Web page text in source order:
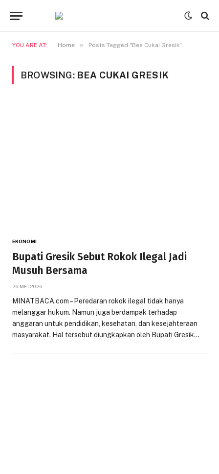
YOU ARE AT: Home » Posts Tagged "Bea Cukai Gresik"
BROWSING: BEA CUKAI GRESIK
EKONOMI
Bupati Gresik Sebut Rokok Ilegal Jadi
Musuh Bersama
26 MEI 2026
MINATBACA.com – Peredaran rokok ilegal tidak hanya
melanggar hukum. Namun juga berdampak terhadap
anggaran untuk pendidikan, kesehatan, dan kesejahteraan
masyarakat. Hal tersebut diungkapkan oleh Bupati Gresik…